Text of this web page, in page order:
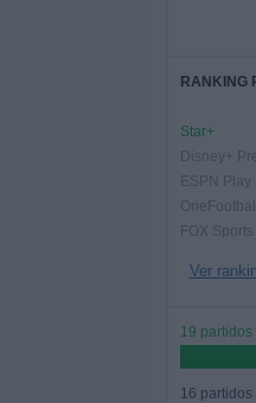
RANKING
Star+
Disney+
ESPN Play
OneFootball
FOX Sports
Ver
19 partidos
16 partidos